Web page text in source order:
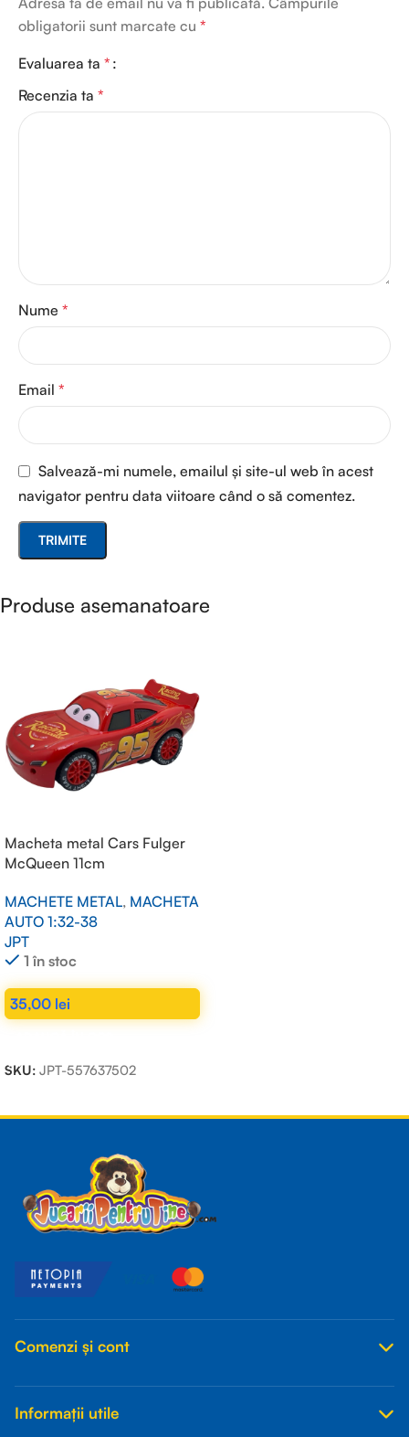
obligatorii sunt marcate cu *
Evaluarea ta *
Recenzia ta *
Nume *
Email *
Salvează-mi numele, emailul și site-ul web în acest
navigator pentru data viitoare când o să comentez.
Produse asemanatoare
Macheta metal Cars Fulger
McQueen 11cm
MACHETE METAL, MACHETA
AUTO 1:32-38
JPT
1 în stoc
35,00 lei
SKU: JPT-557637502
Comenzi și cont
Informații utile